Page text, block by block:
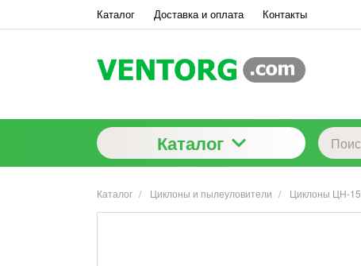
Каталог Доставка и оплата Контакты
Каталог
Каталог Циклоны и пылеуловители Циклоны ЦН-15